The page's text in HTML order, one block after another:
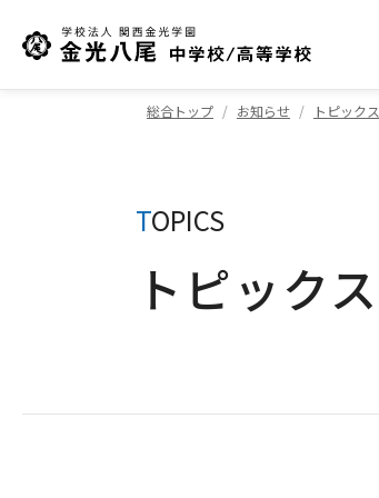
総合トップ お知らせ トピックス
TOPICS
トピックス